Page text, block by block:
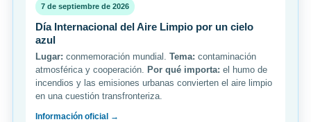
7 de septiembre de 2026
Día Internacional del Aire Limpio por un cielo
azul
Lugar: conmemoración mundial. Tema: contaminación
atmosférica y cooperación.
Por qué importa: el humo de
incendios y las emisiones urbanas convierten el aire limpio
en una cuestión transfronteriza.
Información oficial →